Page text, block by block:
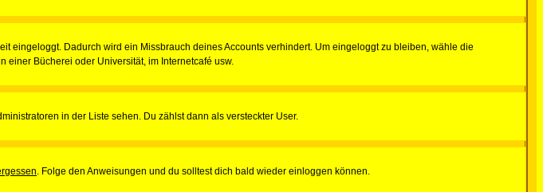
eingeloggt. Dadurch wird ein Missbrauch deines Accounts verhindert. Um eingeloggt zu bleiben, wähle die
einer Bücherei oder Universität, im Internetcafé usw.
in der Liste sehen. Du zählst dann als versteckter User.
. Folge den Anweisungen und du solltest dich bald wieder einloggen können.